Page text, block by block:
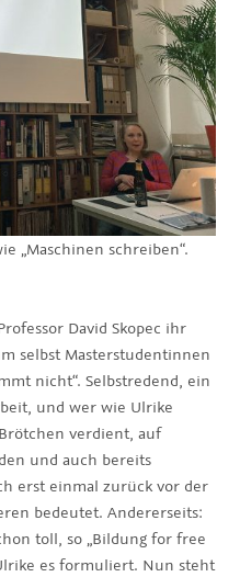
„Maschinen schreiben“.
David Skopec ihr
selbst Masterstudentinnen
nicht“. Selbstredend, ein
und wer wie Ulrike
verdient, auf
und auch bereits
erst einmal zurück vor der
bedeutet. Andererseits:
toll, so „Bildung for free
es formuliert. Nun steht